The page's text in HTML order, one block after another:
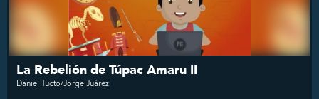
La Rebelión de Túpac Amaru II
Daniel Tucto/Jorge Juárez